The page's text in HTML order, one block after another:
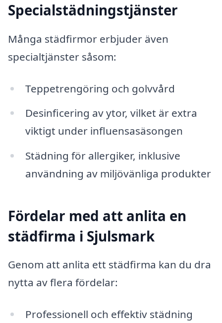
Specialstädningstjänster
Många städfirmor erbjuder även
specialtjänster såsom:
Teppetrengöring och golvvård
Desinficering av ytor, vilket är extra
viktigt under influensasäsongen
Städning för allergiker, inklusive
användning av miljövänliga produkter
Fördelar med att anlita en
städfirma i Sjulsmark
Genom att anlita ett städfirma kan du dra
nytta av flera fördelar:
Professionell och effektiv städning